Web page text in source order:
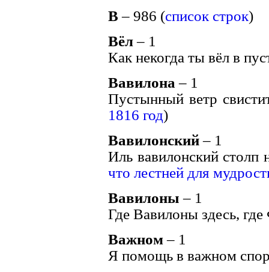
В – 986 (список строк)
Вёл– 1
Как некогда ты вёл в
Вавилона – 1
Пустынный ветр
1816 год)
Вавилонский– 1
Иль вавилонский столп
что лестней для
Вавилоны – 1
Где Вавилоны здесь,
Важном– 1
Я помощь в важном